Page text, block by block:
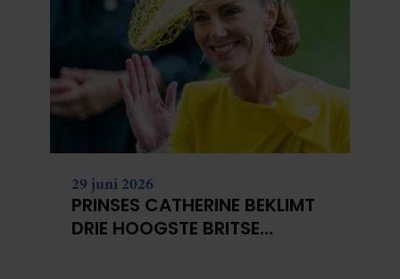
29 juni 2026
PRINSES CATHERINE BEKLIMT
DRIE HOOGSTE BRITSE